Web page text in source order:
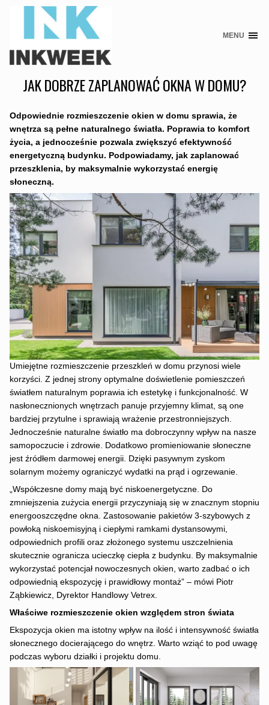
Skip
content
MENU
JAK DOBRZE ZAPLANOWAĆ OKNA W DOMU?
Odpowiednie rozmieszczenie okien w domu sprawia, że
wnętrza są pełne naturalnego światła. Poprawia to komfort
życia, a jednocześnie pozwala zwiększyć efektywność
energetyczną budynku. Podpowiadamy, jak zaplanować
przeszklenia, by maksymalnie wykorzystać energię
słoneczną.
Umiejętne rozmieszczenie przeszkleń w domu przynosi wiele
korzyści. Z jednej strony optymalne doświetlenie pomieszczeń
światłem naturalnym poprawia ich estetykę i funkcjonalność. W
nasłonecznionych wnętrzach panuje przyjemny klimat, są one
bardziej przytulne i sprawiają wrażenie przestronniejszych.
Jednocześnie naturalne światło ma dobroczynny wpływ na nasze
samopoczucie i zdrowie. Dodatkowo promieniowanie słoneczne
jest źródłem darmowej energii. Dzięki pasywnym zyskom
solarnym możemy ograniczyć wydatki na prąd i ogrzewanie.
„Współczesne domy mają być niskoenergetyczne. Do
zmniejszenia zużycia energii przyczyniają się w znacznym stopniu
energooszczędne okna. Zastosowanie pakietów 3-szybowych z
powłoką niskoemisyjną i ciepłymi ramkami dystansowymi,
odpowiednich profili oraz złożonego systemu uszczelnienia
skutecznie ogranicza ucieczkę ciepła z budynku. By maksymalnie
wykorzystać potencjał nowoczesnych okien, warto zadbać o ich
odpowiednią ekspozycję i prawidłowy montaż” – mówi Piotr
Ząbkiewicz, Dyrektor Handlowy Vetrex.
Właściwe rozmieszczenie okien względem stron świata
Ekspozycja okien ma istotny wpływ na ilość i intensywność światła
słonecznego docierającego do wnętrz. Warto wziąć to pod uwagę
podczas wyboru działki i projektu domu.